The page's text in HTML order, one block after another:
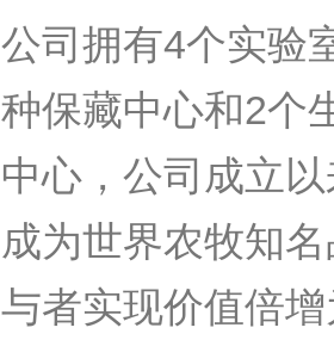
公司拥有4个实验
种保藏中心和2个
中心，公司成立
成为世界农牧知
与者实现价值倍